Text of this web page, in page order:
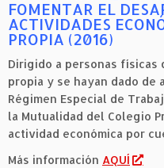
FOMENTAR EL
ACTIVIDADES
PROPIA (2016)
Dirigido a personas físicas
propia y se hayan dado de
Régimen Especial de
la Mutualidad del Colegio
actividad económica por
Más información AQUÍ